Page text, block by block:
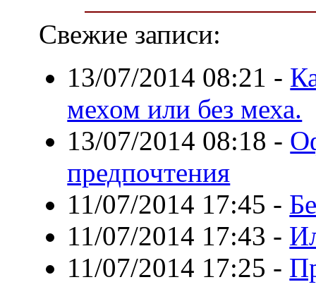
Свежие записи:
13/07/2014 08:21 -
мехом или без меха.
13/07/2014 08:18 -
предпочтения
11/07/2014 17:45 -
11/07/2014 17:43 -
11/07/2014 17:25 -